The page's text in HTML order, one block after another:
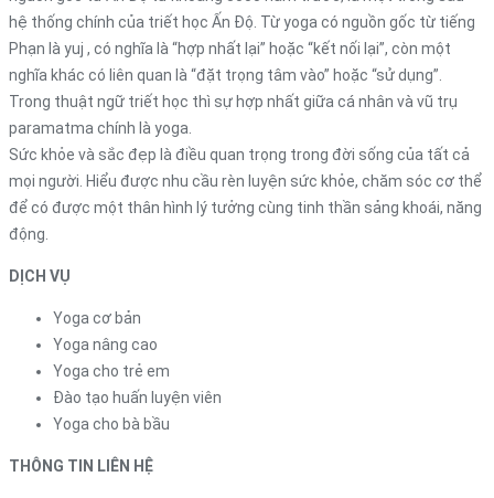
hệ thống chính của triết học Ấn Độ. Từ yoga có nguồn gốc từ tiếng
Phạn là yuj , có nghĩa là “hợp nhất lại” hoặc “kết nối lại”, còn một
nghĩa khác có liên quan là “đặt trọng tâm vào” hoặc “sử dụng”.
Trong thuật ngữ triết học thì sự hợp nhất giữa cá nhân và vũ trụ
paramatma chính là yoga.
Sức khỏe và sắc đẹp là điều quan trọng trong đời sống của tất cả
mọi người. Hiểu được nhu cầu rèn luyện sức khỏe, chăm sóc cơ thể
để có được một thân hình lý tưởng cùng tinh thần sảng khoái, năng
động.
DỊCH VỤ
Yoga cơ bản
Yoga nâng cao
Yoga cho trẻ em
Đào tạo huấn luyện viên
Yoga cho bà bầu
THÔNG TIN LIÊN HỆ